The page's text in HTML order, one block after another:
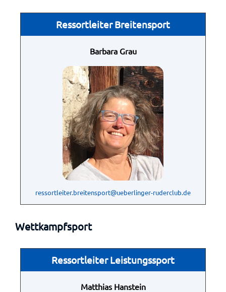
Ressortleiter Breitensport
Barbara Grau
ressortleiter.breitensport@ueberlinger-ruderclub.de
Wettkampfsport
Ressortleiter Leistungssport
Matthias Hanstein